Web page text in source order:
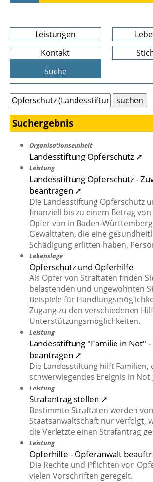
Leistungen
Kontakt
Suche
Suchergebnis
Organisationseinheit
Landesstiftung Opferschutz ➚
Leistung
Landesstiftung Opferschutz -
beantragen ➚
Die Landesstiftung Opferschutz
finanziell bis zu einem Betrag von
Opfer von in Baden-
Gewalttaten, die eine
Schädigung erlitten haben,
Lebenslage
Opferschutz und Opferhilfe
Als Opfer von Straftaten finden
belastenden und ungewohnten
Beispiele für
Zugang zu den verschiedenen
Unterstützungsmöglichkeiten.
Leistung
Landesstiftung "Familie in Not"
beantragen ➚
Die Landesstiftung hilft Familien,
schwerwiegendes Ereignis in
Leistung
Strafantrag stellen ➚
Bestimmte Straftaten werden
Staatsanwaltschaft nur verfolgt,
die Verletzte einen Strafantrag
Leistung
Opferhilfe - Opferanwalt
Die Rechte und Pflichten von
vielen Vorschriften geregelt.